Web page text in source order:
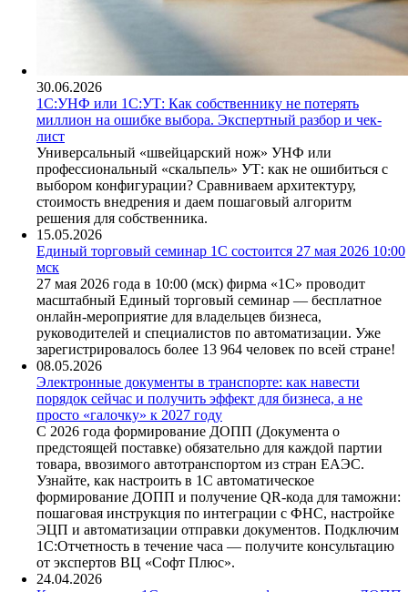
30.06.2026
1С:УНФ или 1С:УТ: Как собственнику не потерять
миллион на ошибке выбора. Экспертный разбор и чек-
лист
Универсальный «швейцарский нож» УНФ или
профессиональный «скальпель» УТ: как не ошибиться с
выбором конфигурации? Сравниваем архитектуру,
стоимость внедрения и даем пошаговый алгоритм
решения для собственника.
15.05.2026
Единый торговый семинар 1С состоится 27 мая 2026 10:00
мск
27 мая 2026 года в 10:00 (мск) фирма «1С» проводит
масштабный Единый торговый семинар — бесплатное
онлайн-мероприятие для владельцев бизнеса,
руководителей и специалистов по автоматизации. Уже
зарегистрировалось более 13 964 человек по всей стране!
08.05.2026
Электронные документы в транспорте: как навести
порядок сейчас и получить эффект для бизнеса, а не
просто «галочку» к 2027 году
С 2026 года формирование ДОПП (Документа о
предстоящей поставке) обязательно для каждой партии
товара, ввозимого автотранспортом из стран ЕАЭС.
Узнайте, как настроить в 1С автоматическое
формирование ДОПП и получение QR-кода для таможни:
пошаговая инструкция по интеграции с ФНС, настройке
ЭЦП и автоматизации отправки документов. Подключим
1С:Отчетность в течение часа — получите консультацию
от экспертов ВЦ «Софт Плюс».
24.04.2026